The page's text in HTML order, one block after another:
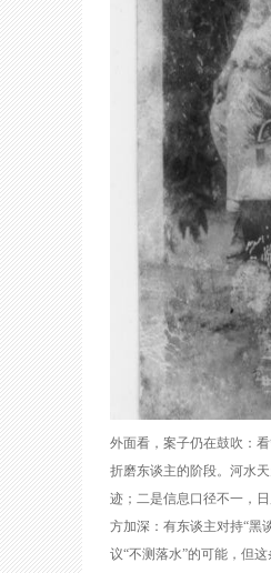
外面看，案子仍在鼓吹：
折磨东谈主的阶段。河水
迹；二是信息口径不一，
方加深：有东谈主对持“黑
议“不测落水”的可能，但